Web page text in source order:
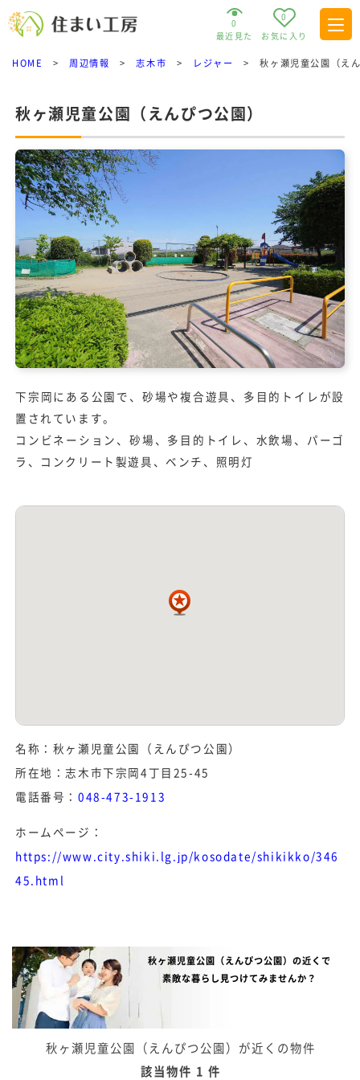
0
最近見た
0
お気に入り
HOME > 周辺情報 > 志木市 > レジャー > 秋ヶ瀬児童公園（え
秋ヶ瀬児童公園（えんぴつ公園）
下宗岡にある公園で、砂場や複合遊具、多目的トイレが設
置されています。
コンビネーション、砂場、多目的トイレ、水飲場、パーゴ
ラ、コンクリート製遊具、ベンチ、照明灯
名称：秋ヶ瀬児童公園（えんぴつ公園）
所在地：志木市下宗岡4丁目25-45
電話番号：048-473-1913
ホームページ：
https://www.city.shiki.lg.jp/kosodate/shikikko/346
45.html
秋ヶ瀬児童公園（えんぴつ公園）の近くで
素敵な暮らし見つけてみませんか？
秋ヶ瀬児童公園（えんぴつ公園）が近くの物件
該当物件 1 件